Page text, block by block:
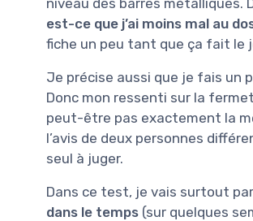
est-ce que j’ai moins mal au
fiche un peu tant que ça fait le
Je précise aussi que je fais un
Donc mon ressenti sur la
peut-être pas exactement la
l’avis de deux personnes
seul à juger.
Dans ce test, je vais surtout
dans le temps (sur quelques